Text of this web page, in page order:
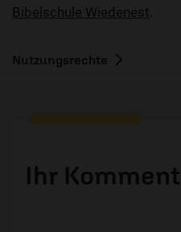
Bibelschule Wiedenest
Nutzungsrechte
Ihr